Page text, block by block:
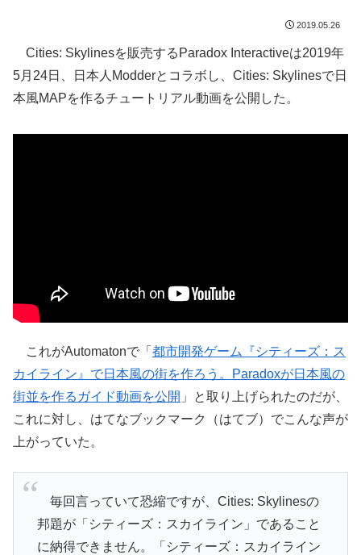
2019.05.26
Cities: Skylinesを販売するParadox Interactiveは2019年
5月24日、日本人Modderとコラボし、Cities: Skylinesで日
本風MAPを作るチュートリアル動画を公開した。
これがAutomatonで「 都市開発ゲーム『シティーズ：ス
カイライン』で日本風の街を作ろう。Paradoxが日本風の
街並を作るガイド動画を公開 」と取り上げられたのだが、
これに対し、はてなブックマーク（はてブ）でこんな声が
上がっていた。
毎回言っていて恐縮ですが、Cities: Skylinesの
邦題が「シティーズ：スカイライン」であること
に納得できません。「シティーズ：スカイライン